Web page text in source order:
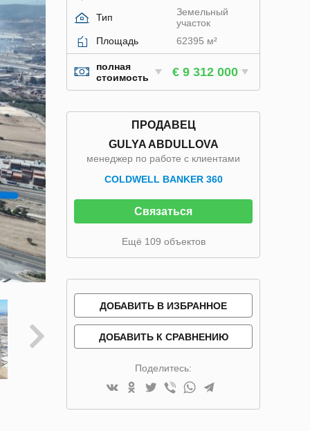
Тип
Земельный
участок
Площадь
62395 м²
полная
стоимость
€ 9 312 000
ПРОДАВЕЦ
GULYA ABDULLOVA
менеджер по работе с клиентами
COLDWELL BANKER 360
Связаться
Ещё 109 объектов
ДОБАВИТЬ В ИЗБРАННОЕ
ДОБАВИТЬ К СРАВНЕНИЮ
Поделитесь: